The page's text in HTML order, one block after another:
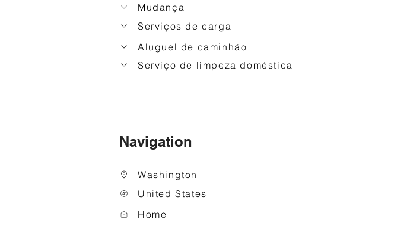
Mudança
Serviços de carga
Aluguel de caminhão
Serviço de limpeza doméstica
Navigation
Washington
United States
Home